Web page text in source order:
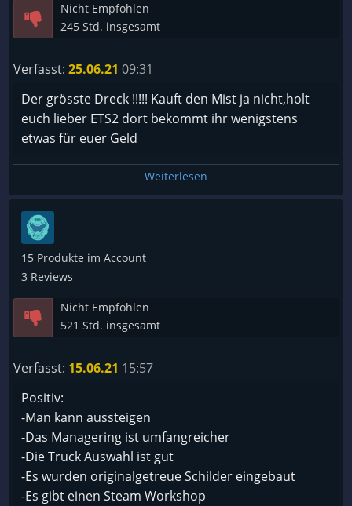
Nicht Empfohlen
245 Std. insgesamt
Verfasst: 25.06.21 09:31
Der grösste Dreck !!!!! Kauft den Mist ja nicht,holt
euch lieber ETS2 dort bekommt ihr wenigstens
etwas für euer Geld
Weiterlesen
15 Produkte im Account
3 Reviews
Nicht Empfohlen
521 Std. insgesamt
Verfasst: 15.06.21 15:57
Positiv:
-Man kann aussteigen
-Das Managering ist umfangreicher
-Die Truck Auswahl ist gut
-Es wurden originalgetreue Schilder eingebaut
-Es gibt einen Steam Workshop